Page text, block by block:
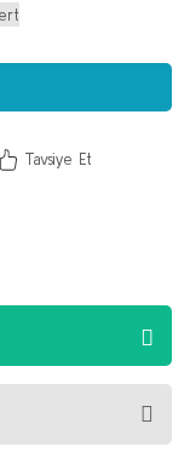
Tavsiye Et